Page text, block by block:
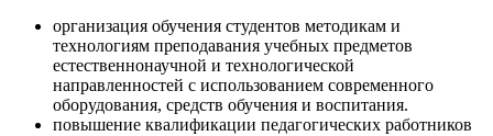
организация обучения студентов методикам и
технологиям преподавания учебных предметов
естественнонаучной и технологической
направленностей с использованием современного
оборудования, средств обучения и воспитания.
повышение квалификации педагогических работников